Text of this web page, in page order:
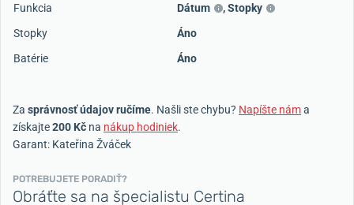
Funkcia
Dátum ,Stopky
Stopky
Áno
Batérie
Áno
Za správnosť údajov ručíme. Našli ste chybu? Napíšte náma
získajte200 Kč na nákup hodiniek.
Garant: Kateřina Žváček
POTREBUJETE PORADIŤ?
Obráťte sa na špecialistu Certina